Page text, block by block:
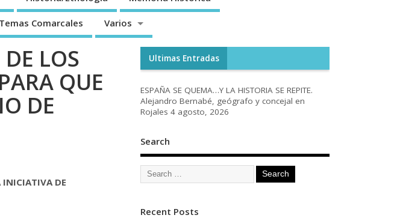
Temas Comarcales Varios
LOS
QUE
DE
INICIATIVA DE
Ultimas Entradas
ESPAÑA SE QUEMA…Y LA HISTORIA SE REPITE.
Alejandro Bernabé, geógrafo y concejal en
Rojales 4 agosto, 2026
Search
Recent Posts